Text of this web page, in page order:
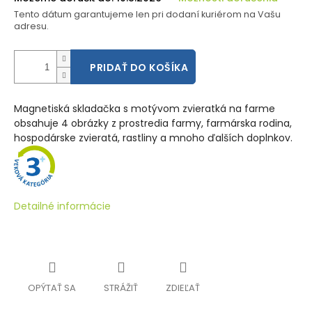
Tento dátum garantujeme len pri dodaní kuriérom na Vašu
adresu.
PRIDAŤ DO KOŠÍKA
Magnetiská skladačka s motývom zvieratká na farme
obsahuje 4 obrázky z prostredia farmy, farmárska rodina,
hospodárske zvieratá, rastliny a mnoho ďalších doplnkov.
Detailné informácie
OPÝTAŤ SA STRÁŽIŤ ZDIEĽAŤ